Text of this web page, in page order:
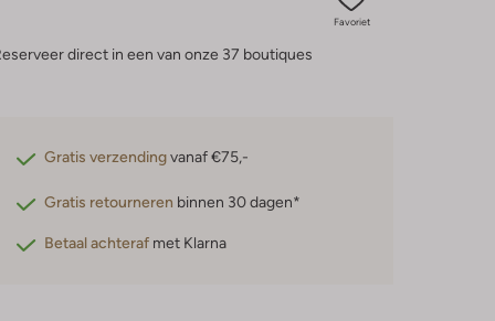
Favoriet
direct in een van onze 37 boutiques
Gratis verzendingvanaf €75,-
Gratis retourneren binnen 30 dagen*
Betaal achteraf met Klarna